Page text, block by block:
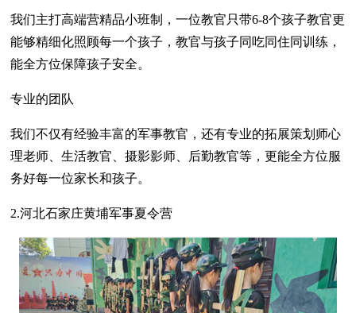
我们主打高端营精品小班制，一位教官只带6-8个孩子教官更
能够精细化照顾每一个孩子，教官与孩子同吃同住同训练，
能全方位保障孩子安全。
专业的团队
我们不仅有经验丰富的军事教官，还有专业的拓展策划师心
理老师、生活教官、摄影影师、后勤教官等，更能全方位服
务好每一位家长和孩子。
2.河北石家庄黄埔军事夏令营